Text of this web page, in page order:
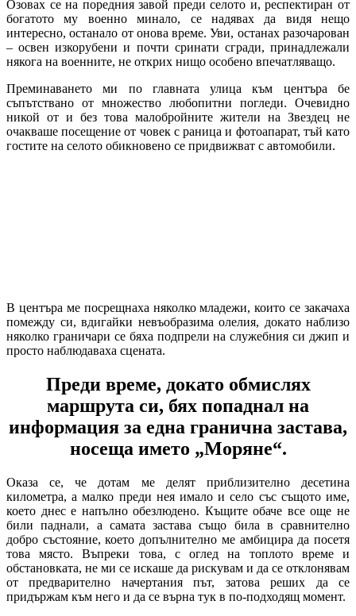
Озовах се на поредния завой преди селото и, респектиран от
богатото му военно минало, се надявах да видя нещо
интересно, останало от онова време. Уви, останах разочарован
– освен изкорубени и почти сринати сгради, принадлежали
някога на военните, не открих нищо особено впечатляващо.
Преминаването ми по главната улица към центъра бе
съпътствано от множество любопитни погледи. Очевидно
никой от и без това малобройните жители на Звездец не
очакваше посещение от човек с раница и фотоапарат, тъй като
гостите на селото обикновено се придвижват с автомобили.
В центъра ме посрещнаха няколко младежи, които се закачаха
помежду си, вдигайки невъобразима олелия, докато наблизо
няколко граничари се бяха подпрели на служебния си джип и
просто наблюдаваха сцената.
Преди време, докато обмислях
маршрута си, бях попаднал на
информация за една гранична застава,
носеща името „Моряне“.
Оказа се, че дотам ме делят приблизително десетина
километра, а малко преди нея имало и село със същото име,
което днес е напълно обезлюдено. Къщите обаче все още не
били паднали, а самата застава също била в сравнително
добро състояние, което допълнително ме амбицира да посетя
това място. Въпреки това, с оглед на топлото време и
обстановката, не ми се искаше да рискувам и да се отклонявам
от предварително начертания път, затова реших да се
придържам към него и да се върна тук в по-подходящ момент.